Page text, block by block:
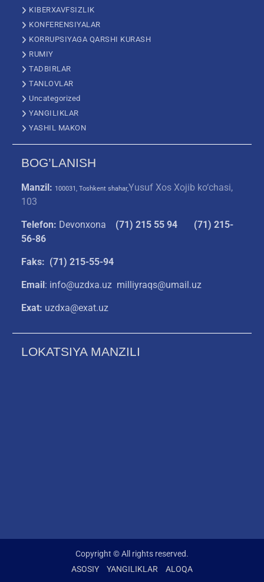
KIBERXAVFSIZLIK
KONFERENSIYALAR
KORRUPSIYAGA QARSHI KURASH
RUMIY
TADBIRLAR
TANLOVLAR
Uncategorized
YANGILIKLAR
YASHIL MAKON
BOG’LANISH
Manzil: 100031, Toshkent shahar,Yusuf Xos Xojib ko‘chasi,
103
Telefon: Devonxona (71) 215 55 94
(71) 215-
56-86
Faks: (71) 215-55-94
Email: info@uzdxa.uz milliyraqs@umail.uz
Exat: uzdxa@exat.uz
LOKATSIYA MANZILI
Copyright © All rights reserved.
ASOSIY
YANGILIKLAR ALOQA